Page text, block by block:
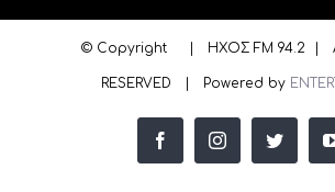
© Copyright | ΗΧΟΣ FM 94.2 |
RESERVED | Powered by
facebookinstagramtwitter